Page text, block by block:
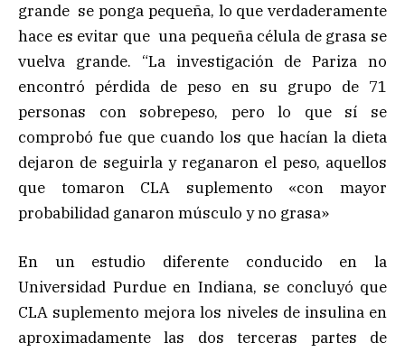
grande se ponga pequeña, lo que verdaderamente
hace es evitar que una pequeña célula de grasa se
vuelva grande. “La investigación de Pariza no
encontró pérdida de peso en su grupo de 71
personas con sobrepeso, pero lo que sí se
comprobó fue que cuando los que hacían la dieta
dejaron de seguirla y reganaron el peso, aquellos
que tomaron CLA suplemento «con mayor
probabilidad ganaron músculo y no grasa»
En un estudio diferente conducido en la
Universidad Purdue en Indiana, se concluyó que
CLA suplemento mejora los niveles de insulina en
aproximadamente las dos terceras partes de